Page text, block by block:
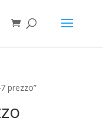
prezzo”